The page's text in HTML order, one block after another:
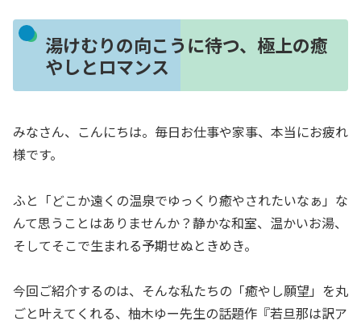
湯けむりの向こうに待つ、極上の癒
やしとロマンス
みなさん、こんにちは。毎日お仕事や家事、本当にお疲れ
様です。
ふと「どこか遠くの温泉でゆっくり癒やされたいなぁ」な
んて思うことはありませんか？静かな和室、温かいお湯、
そしてそこで生まれる予期せぬときめき。
今回ご紹介するのは、そんな私たちの「癒やし願望」を丸
ごと叶えてくれる、柚木ゆー先生の話題作『若旦那は訳ア